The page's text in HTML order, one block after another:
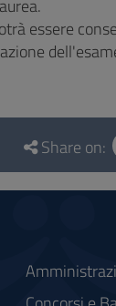
essere
Share on: